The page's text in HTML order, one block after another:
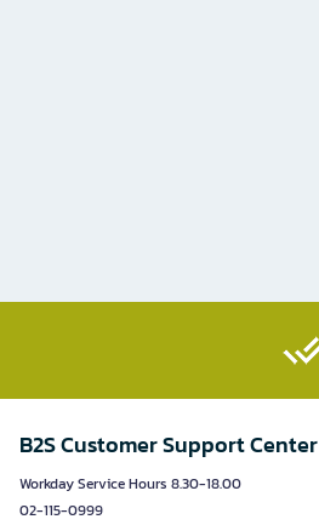
B2S Customer Support Center
Workday Service Hours 8.30-18.00
02-115-0999